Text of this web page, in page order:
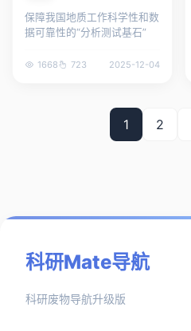
保障我国地质工作科学性和数
据可靠性的“分析测试基石”
1668 723 2025-12-04
1 2
科研Mate导航
科研废物导航升级版